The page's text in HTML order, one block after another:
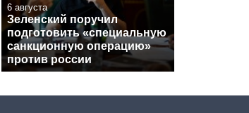
6 августа
Зеленский поручил
подготовить «специальную
санкционную операцию»
против россии